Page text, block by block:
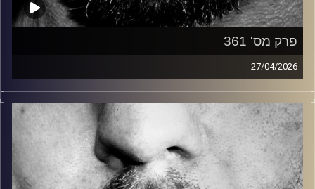
פרק מס' 361
27/04/2026
זיפים, מוזיקה מחוספסת של הופעות חיות. הרבה ג'אם, רוק,
בלוז, bluegrass, ג'אז, Fאנק, פרוגרסיב ואפילו אלקטרוניקה.
כל מה שחי, אמיתי ונושם.
עם שמוליק רגב.
קרדיט תמונות: David Goehring